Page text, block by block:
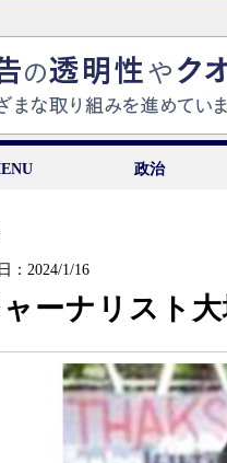
政治
：2024/1/16
ーナリスト